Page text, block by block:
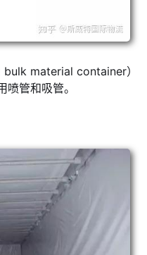
material container）
管和吸管。